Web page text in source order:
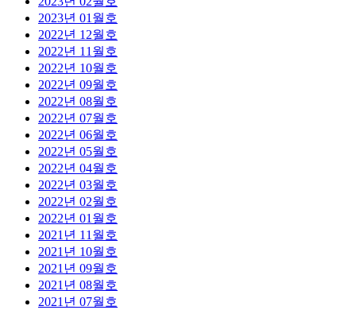
2023년 01월호
2022년 12월호
2022년 11월호
2022년 10월호
2022년 09월호
2022년 08월호
2022년 07월호
2022년 06월호
2022년 05월호
2022년 04월호
2022년 03월호
2022년 02월호
2022년 01월호
2021년 11월호
2021년 10월호
2021년 09월호
2021년 08월호
2021년 07월호